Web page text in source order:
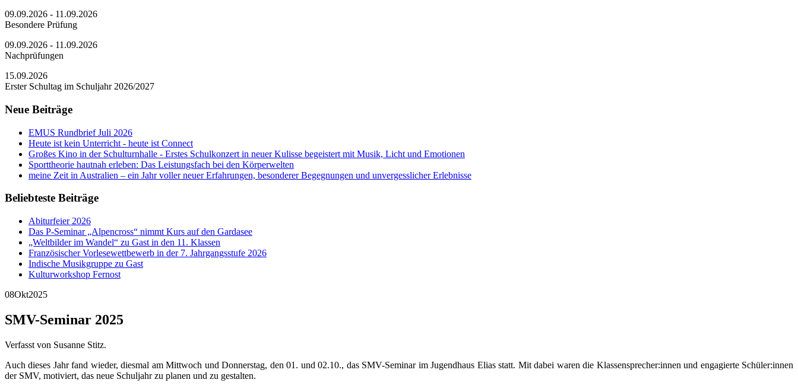
09.09.2026 - 11.09.2026
Besondere Prüfung
09.09.2026 - 11.09.2026
Nachprüfungen
15.09.2026
Erster Schultag im Schuljahr 2026/2027
Neue Beiträge
EMUS Rundbrief Juli 2026
Heute ist kein Unterricht - heute ist Connect
Großes Kino in der Schulturnhalle - Erstes Schulkonzert in neuer Kulisse begeistert mit Musik, Licht und Emotionen
Sporttheorie hautnah erleben: Das Leistungsfach bei den Körperwelten
meine Zeit in Australien – ein Jahr voller neuer Erfahrungen, besonderer Begegnungen und unvergesslicher Erlebnisse
Beliebteste Beiträge
Abiturfeier 2026
Das P-Seminar „Alpencross“ nimmt Kurs auf den Gardasee
„Weltbilder im Wandel“ zu Gast in den 11. Klassen
Französischer Vorlesewettbewerb in der 7. Jahrgangsstufe 2026
Indische Musikgruppe zu Gast
Kulturworkshop Fernost
08Okt2025
SMV-Seminar 2025
Verfasst von Susanne Stitz.
Auch dieses Jahr fand wieder, diesmal am Mittwoch und Donnerstag, den 01. und 02.10., das SMV-Seminar im Jugendhaus Elias statt. Mit dabei waren die Klassensprecher:innen und engagierte Schüler:innen
der SMV, motiviert, das neue Schuljahr zu planen und zu gestalten.